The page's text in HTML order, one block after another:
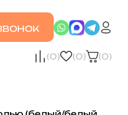
(0) (0) (0)